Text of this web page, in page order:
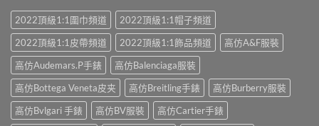
2022頂級1:1圍巾頻道
2022頂級1:1帽子頻道
2022頂級1:1皮帶頻道
2022頂級1:1飾品頻道
高仿A&F服裝
高仿Audemars.P手錶
高仿Balenciaga服裝
高仿Bottega Veneta皮夹
高仿Breitling手錶
高仿Burberry服裝
高仿Bvlgari 手錶
高仿BV服裝
高仿Cartier手錶